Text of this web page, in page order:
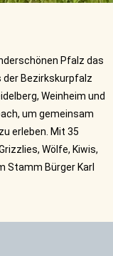
Pfalz das
der Bezirkskurpfalz
Weinheim und
um gemeinsam
erleben. Mit 35
Wölfe, Kiwis,
Stamm Bürger Karl